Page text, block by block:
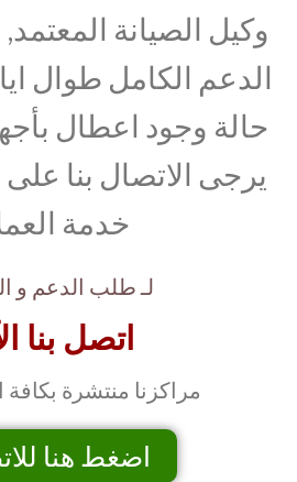
وكيل الصيانة
الدعم الكامل طوال
حالة وجود اعطال
يرجى الاتصال بنا
خدمة
لـ طلب الدعم و
اتصل بنا
مراكزنا منتشرة
اضغط هنا